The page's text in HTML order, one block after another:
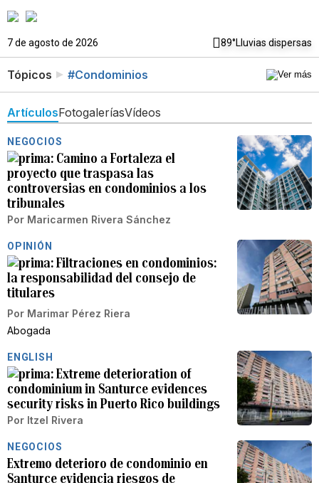
7 de agosto de 2026 89°Lluvias dispersas
Tópicos #Condominios
ArtículosFotogaleríasVídeos
NEGOCIOS
Camino a Fortaleza el
proyecto que traspasa las
controversias en condominios a los
tribunales
Por Maricarmen Rivera Sánchez
OPINIÓN
Filtraciones en condominios:
la responsabilidad del consejo de
titulares
Por Marimar Pérez Riera
Abogada
ENGLISH
Extreme deterioration of
condominium in Santurce evidences
security risks in Puerto Rico buildings
Por Itzel Rivera
NEGOCIOS
Extremo deterioro de condominio en
Santurce evidencia riesgos de